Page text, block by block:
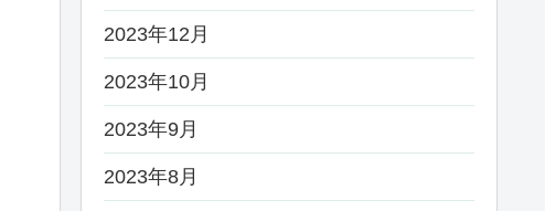
2023年12月
2023年10月
2023年9月
2023年8月